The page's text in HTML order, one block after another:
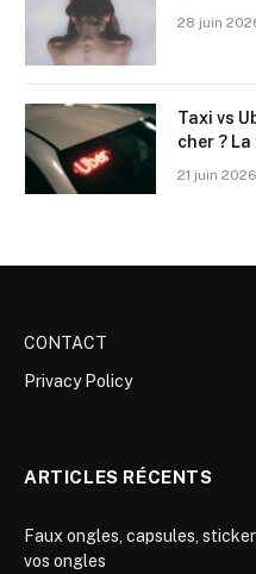
28 juin
Taxi vs
cher ?
21 juin 2026
CONTACT
Privacy Policy
ARTICLES RÉCENTS
Faux ongles, capsules,
vos ongles